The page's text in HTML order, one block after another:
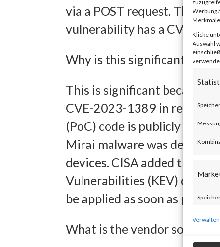
Werbung
Klicke
Auswahl
via a POST request. The
vulnerability has a CVSS
Why is this significant?
This is significant because
CVE-2023-1389 in real
(PoC) code is publicly
Mirai malware was
devices. CISA added the
Vulnerabilities (KEV)
be applied as soon as
What is the vendor solution?